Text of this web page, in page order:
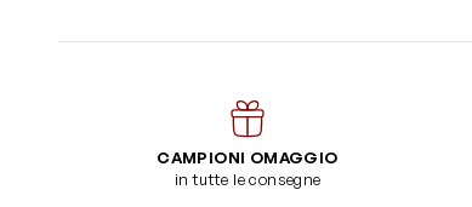
CAMPIONI OMAGGIO
in tutte le consegne